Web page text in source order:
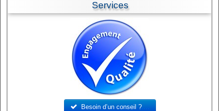
Services
Besoin d’un conseil ?....